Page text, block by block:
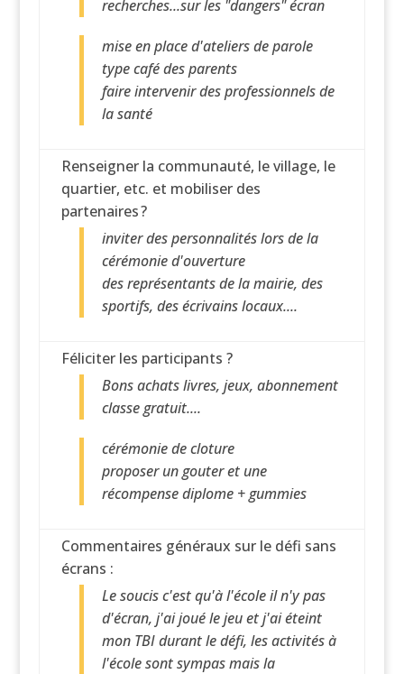
recherches...sur les "dangers" écran
mise en place d'ateliers de parole
type café des parents
faire intervenir des professionnels de
la santé
Renseigner la communauté, le village, le
quartier, etc. et mobiliser des
partenaires ?
inviter des personnalités lors de la
cérémonie d'ouverture
des représentants de la mairie, des
sportifs, des écrivains locaux....
Féliciter les participants ?
Bons achats livres, jeux, abonnement
classe gratuit....
cérémonie de cloture
proposer un gouter et une
récompense diplome + gummies
Commentaires généraux sur le défi sans
écrans :
Le soucis c'est qu'à l'école il n'y pas
d'écran, j'ai joué le jeu et j'ai éteint
mon TBI durant le défi, les activités à
l'école sont sympas mais la